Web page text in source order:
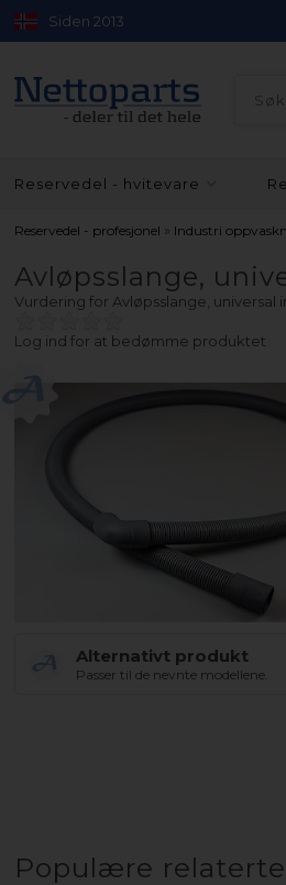
Siden 2013
Reservedel - hvitevare
Reservedel - profesjonel » Industri
Avløpsslange,
Vurdering for Avløpsslange, universal
Log ind for at bedømme produktet
Alternativt produkt
Passer til de nevnte modellene.
Populære